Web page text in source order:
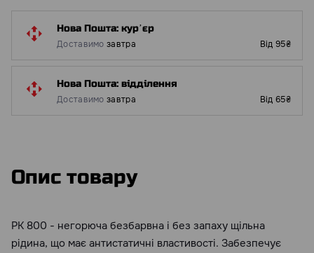
Нова Пошта: курʼєр
Доставимо завтра Від 95₴
Нова Пошта: відділення
Доставимо завтра Від 65₴
Опис товару
РК 800 - негорюча безбарвна і без запаху щільна
рідина, що має антистатичні властивості. Забезпечує